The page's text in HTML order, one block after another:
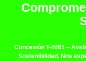
Concesión T-4061 –
Sostenibilidad. Nos